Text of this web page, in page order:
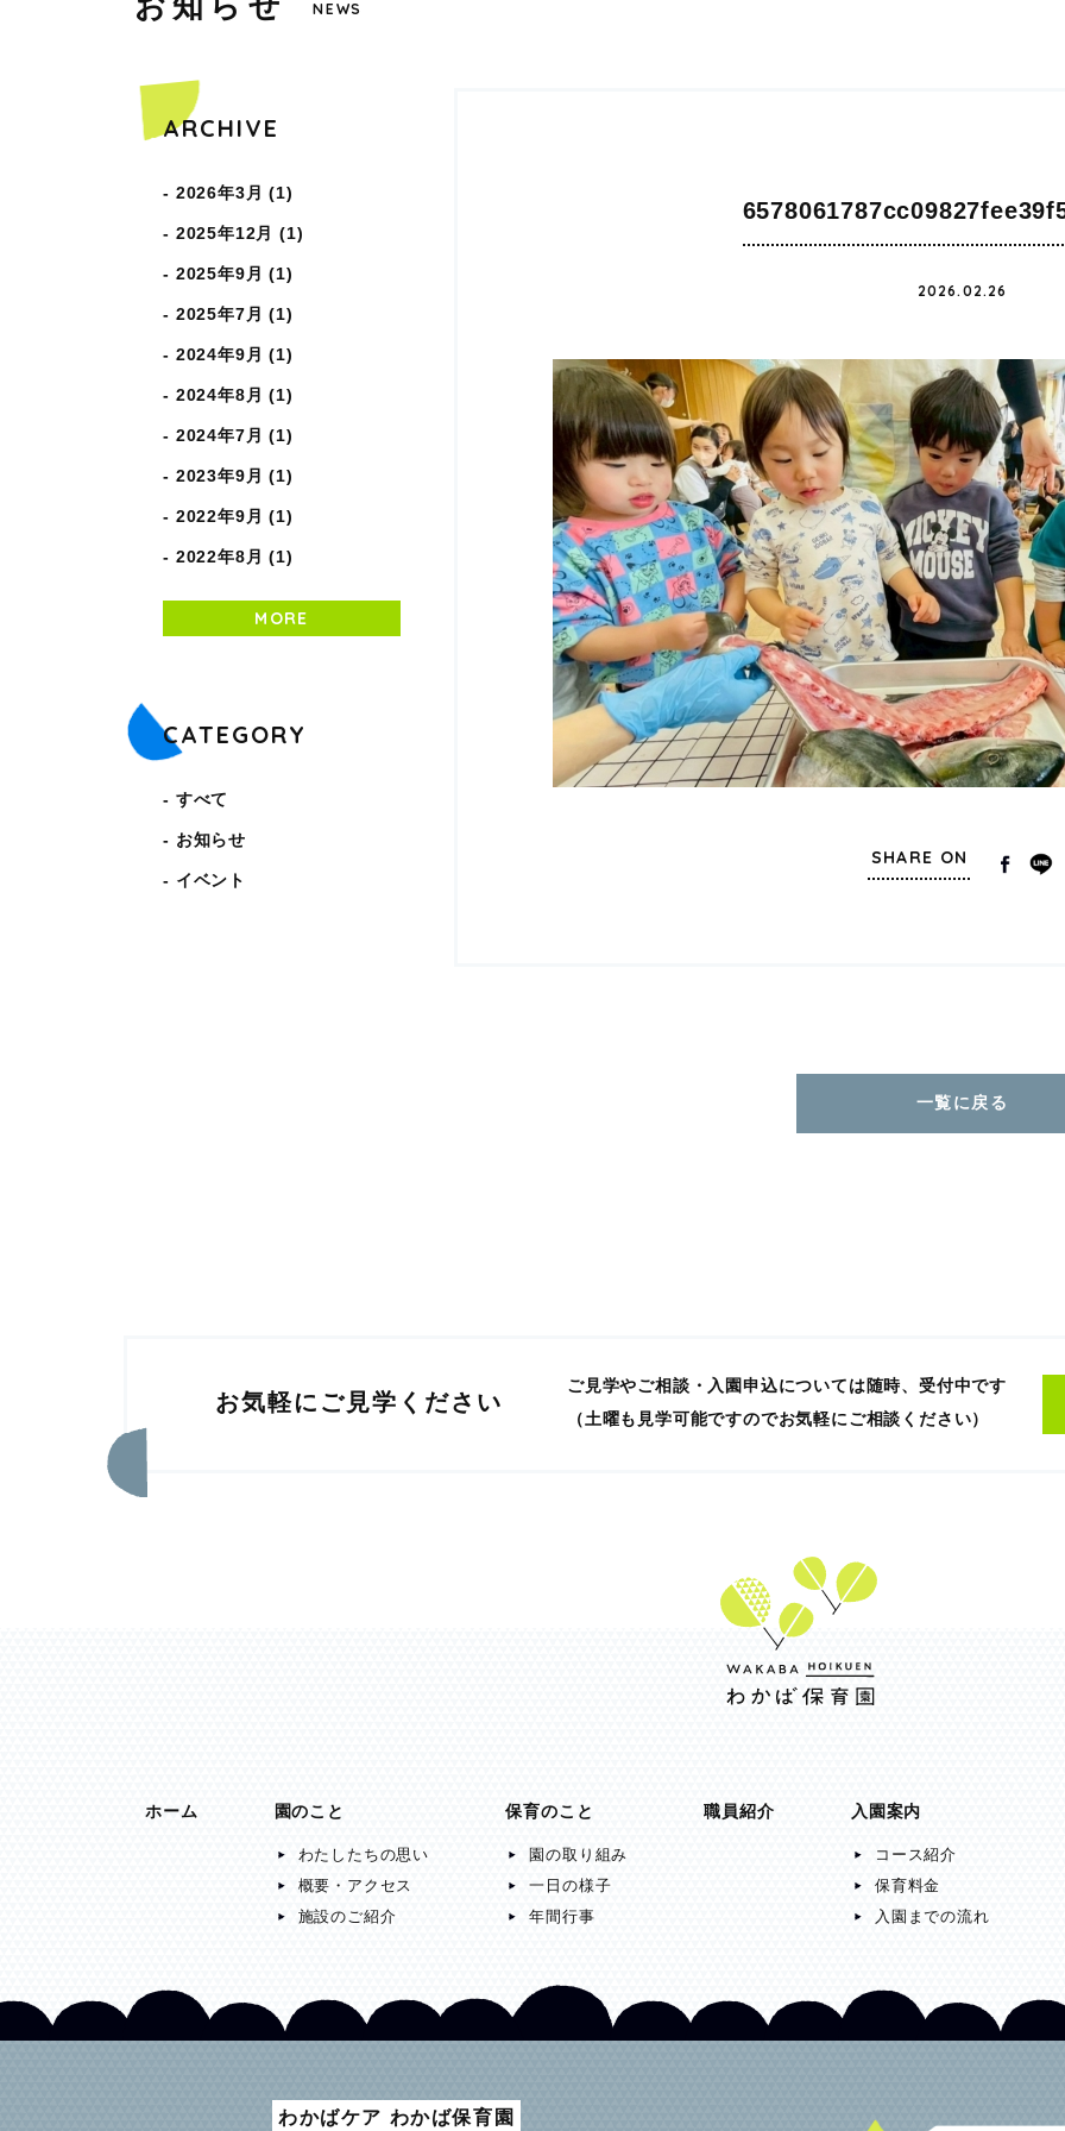
NEWS
2026.02.26
SHARE ON
一覧に戻る
ARCHIVE
2026年3月 (1)
2025年12月 (1)
2025年9月 (1)
2025年7月 (1)
2024年9月 (1)
2024年8月 (1)
2024年7月 (1)
2023年9月 (1)
2022年9月 (1)
2022年8月 (1)
MORE
CATEGORY
すべて
お知らせ
イベント
お気軽にご見学ください
ご見学やご相談・入園申込については随時、受付中です
（土曜も見学可能ですのでお気軽にご相談ください）
ホーム 園のこと
わたしたちの思い
概要・アクセス
施設のご紹介
保育のこと
園の取り組み
一日の様子
年間行事
職員紹介 入園案内
コース紹介
保育料金
入園までの流れ
わかばケア わかば保育園